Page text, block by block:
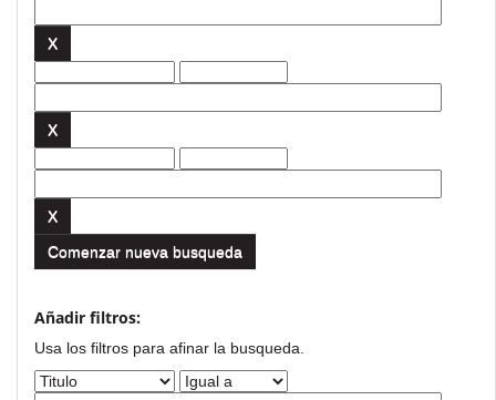
Comenzar nueva busqueda
Añadir filtros:
Usa los filtros para afinar la busqueda.